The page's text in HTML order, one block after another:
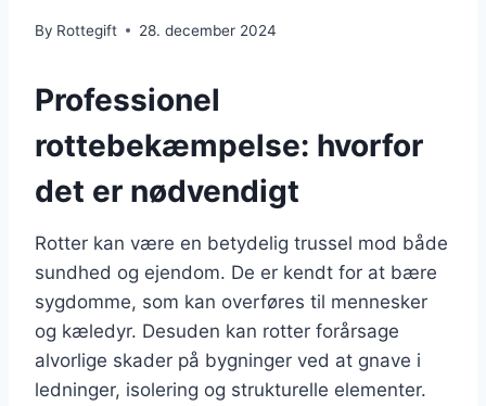
By Rottegift 28. december 2024
Professionel
rottebekæmpelse: hvorfor
det er nødvendigt
Rotter kan være en betydelig trussel mod både
sundhed og ejendom. De er kendt for at bære
sygdomme, som kan overføres til mennesker
og kæledyr. Desuden kan rotter forårsage
alvorlige skader på bygninger ved at gnave i
ledninger, isolering og strukturelle elementer.